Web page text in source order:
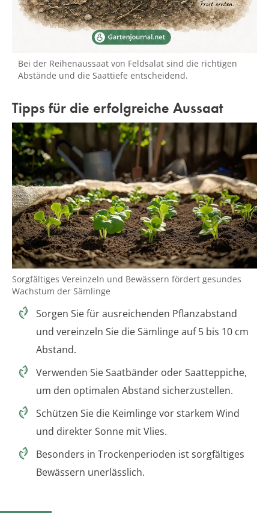
Bei der Reihenaussaat von Feldsalat sind die richtigen
Abstände und die Saattiefe entscheidend.
Tipps für die erfolgreiche Aussaat
Sorgfältiges Vereinzeln und Bewässern fördert gesundes
Wachstum der Sämlinge
Sorgen Sie für ausreichenden Pflanzabstand
und vereinzeln Sie die Sämlinge auf 5 bis 10 cm
Abstand.
Verwenden Sie Saatbänder oder Saatteppiche,
um den optimalen Abstand sicherzustellen.
Schützen Sie die Keimlinge vor starkem Wind
und direkter Sonne mit Vlies.
Besonders in Trockenperioden ist sorgfältiges
Bewässern unerlässlich.